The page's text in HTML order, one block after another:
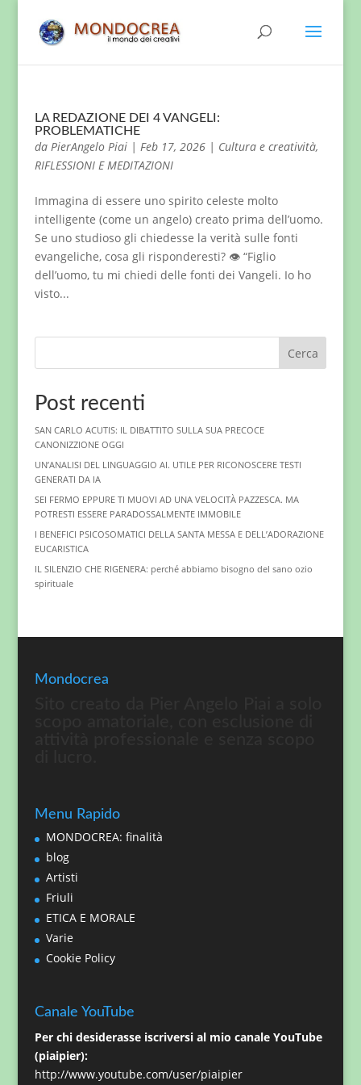
LA REDAZIONE DEI 4 VANGELI:
PROBLEMATICHE
da PierAngelo Piai| Feb 17, 2026| Cultura e creatività,
RIFLESSIONI E MEDITAZIONI
Immagina di essere uno spirito celeste molto
intelligente (come un angelo) creato prima dell’uomo.
Se uno studioso gli chiedesse la verità sulle fonti
evangeliche, cosa gli risponderesti? 👁️ “Figlio
dell’uomo, tu mi chiedi delle fonti dei Vangeli. Io ho
visto...
Cerca
Post recenti
SAN CARLO ACUTIS: IL DIBATTITO SULLA SUA PRECOCE
CANONIZZIONE OGGI
UN’ANALISI DEL LINGUAGGIO AI. UTILE PER RICONOSCERE TESTI
GENERATI DA IA
SEI FERMO EPPURE TI MUOVI AD UNA VELOCITÀ PAZZESCA. MA
POTRESTI ESSERE PARADOSSALMENTE IMMOBILE
I BENEFICI PSICOSOMATICI DELLA SANTA MESSA E DELL’ADORAZIONE
EUCARISTICA
IL SILENZIO CHE RIGENERA: perché abbiamo bisogno del sano ozio
spirituale
Mondocrea
Menu Rapido
MONDOCREA: finalità
blog
Artisti
Friuli
ETICA E MORALE
Varie
Cookie Policy
Canale YouTube
Per chi desiderasse iscriversi al mio canale YouTube
(piaipier):
http://www.youtube.com/user/piaipier